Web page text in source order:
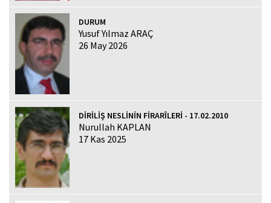
DURUM
Yusuf Yılmaz ARAÇ
26 May 2026
DİRİLİŞ NESLİNİN FİRARÎLERİ - 17.02.2010
Nurullah KAPLAN
17 Kas 2025